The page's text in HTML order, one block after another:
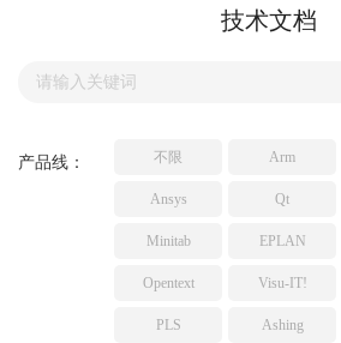
Perforce
TESSY
技术文档
网络研讨会
技术文档
产品线： 不限 Arm
Ansys Qt
Minitab EPLAN
Opentext Visu-IT!
PLS Ashing